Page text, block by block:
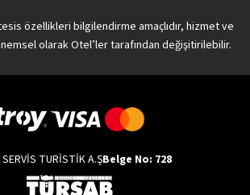
özellikleri bilgilendirme amaçlıdır, hizmet ve
olarak Otel’ler tarafından değişitirilebilir.
TURİSTİK A.ŞBelge No: 728